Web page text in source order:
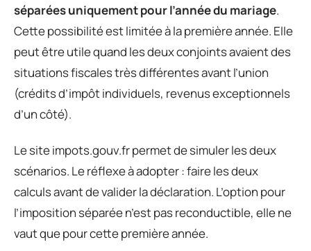
séparées uniquement pour l’année du mariage.
Cette possibilité est limitée à la première année. Elle
peut être utile quand les deux conjoints avaient des
situations fiscales très différentes avant l’union
(crédits d’impôt individuels, revenus exceptionnels
d’un côté).
Le site impots.gouv.fr permet de simuler les deux
scénarios. Le réflexe à adopter : faire les deux
calculs avant de valider la déclaration. L’option pour
l’imposition séparée n’est pas reconductible, elle ne
vaut que pour cette première année.